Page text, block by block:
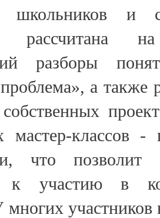
школьников и
рассчитана
разборы
а также
собственных
мастер-классов -
что позволит
к участию в
многих участников